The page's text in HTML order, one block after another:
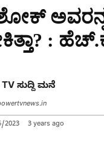
ಅವರನ್ನ
:
TV ಸುದ್ದಿ ಮನೆ
2023 3 years ago